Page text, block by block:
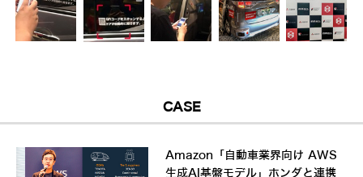
CASE
Amazon「自動車業界向け AWS
生成AI基盤モデル」ホンダと連携